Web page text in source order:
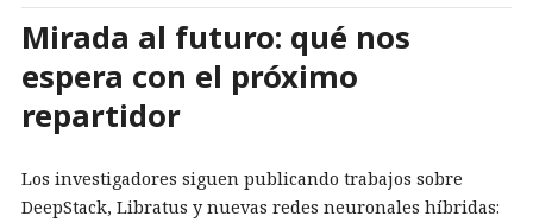
Mirada al futuro: qué nos
espera con el próximo
repartidor
Los investigadores siguen publicando trabajos sobre
DeepStack, Libratus y nuevas redes neuronales híbridas: